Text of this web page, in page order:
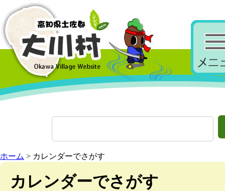
ホーム > カレンダーでさがす
カレンダーでさがす